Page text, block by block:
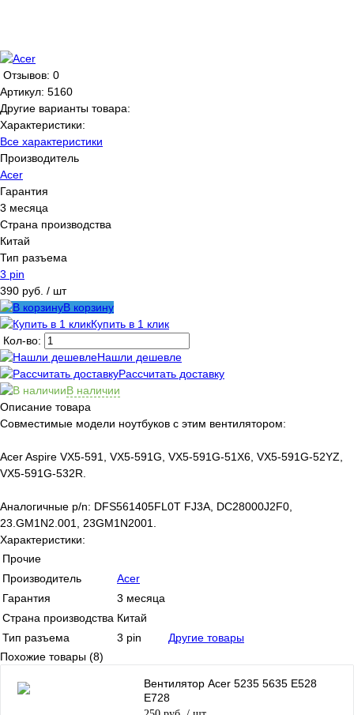
Отзывов: 0
Артикул: 5160
Другие варианты товара:
Характеристики:
Все характеристики
Производитель
Acer
Гарантия
3 месяца
Страна производства
Китай
Тип разъема
3 pin
390 руб. / шт
В корзину
Купить в 1 клик
Кол-во:
Нашли дешевле
Рассчитать доставку
В наличии
Описание товара
Совместимые модели ноутбуков с этим вентилятором:
Acer Aspire VX5-591, VX5-591G, VX5-591G-51X6, VX5-591G-52YZ,
VX5-591G-532R.
Аналогичные p/n: DFS561405FL0T FJ3A, DC28000J2F0,
23.GM1N2.001, 23GM1N2001.
Характеристики:
Прочие
Производитель
Acer
Гарантия
3 месяца
Страна производства Китай
Тип разъема
3 pin
Другие товары
Похожие товары (8)
Вентилятор Acer 5235 5635 E528
E728